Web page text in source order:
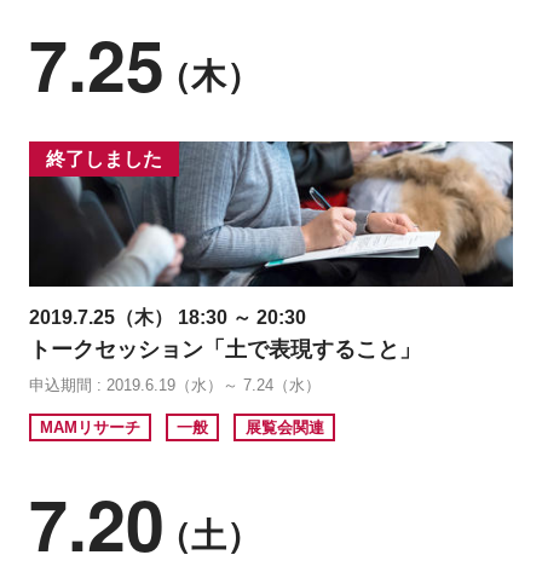
7.25（木）
終了しました
2019.7.25（木） 18:30 ～ 20:30
トークセッション「土で表現すること」
申込期間 : 2019.6.19（水）～ 7.24（水）
MAMリサーチ 一般 展覧会関連
7.20（土）